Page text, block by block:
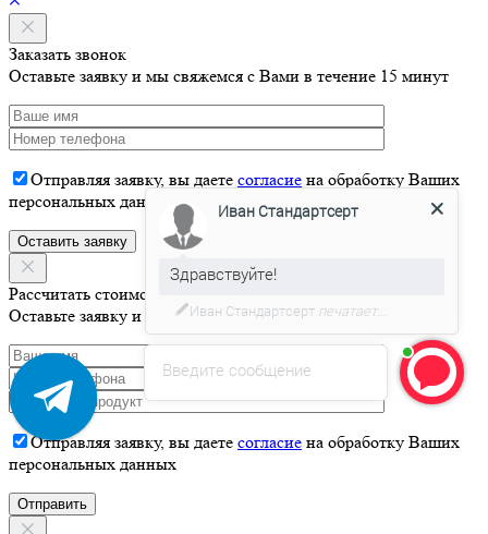
Заказать звонок
Оставьте заявку и мы свяжемся с Вами в течение 15 минут
Отправляя заявку, вы даете согласие на обработку Ваших
персональных данных
Рассчитать стоимость
Оставьте заявку и мы свяжемся с Вами в течение 15 минут
Отправляя заявку, вы даете согласие на обработку Ваших
персональных данных
Введите сообщение
Иван Стандартсерт
Здравствуйте!